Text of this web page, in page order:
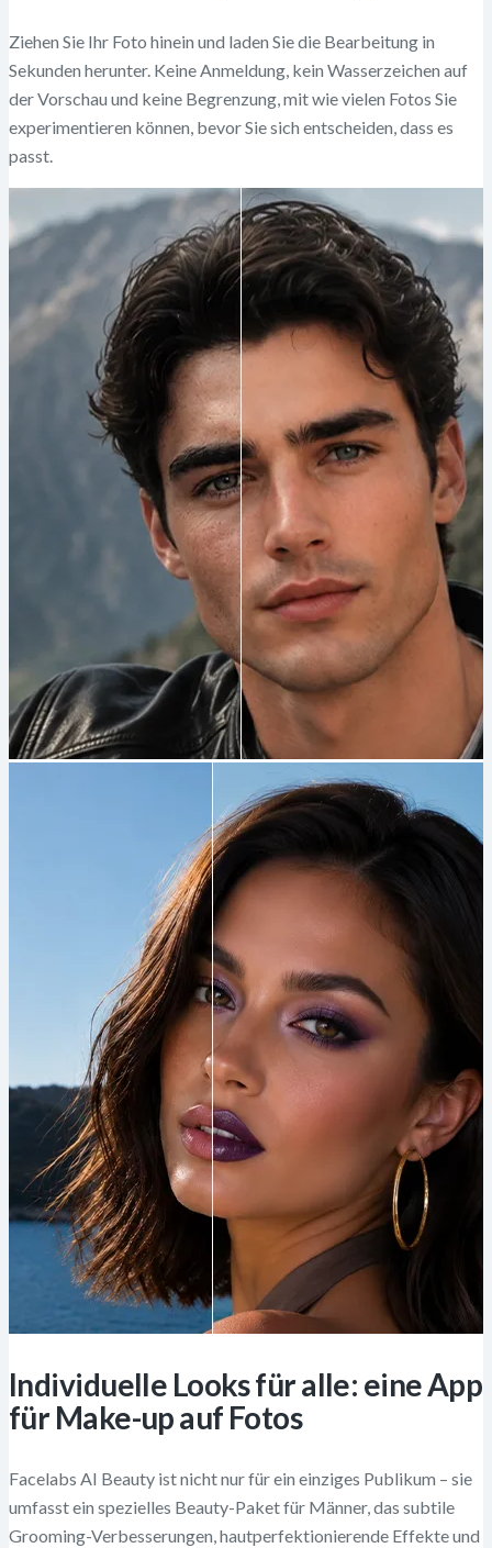
Ziehen Sie Ihr Foto hinein und laden Sie die Bearbeitung in
Sekunden herunter. Keine Anmeldung, kein Wasserzeichen auf
der Vorschau und keine Begrenzung, mit wie vielen Fotos Sie
experimentieren können, bevor Sie sich entscheiden, dass es
passt.
Individuelle Looks für alle: eine App
für Make-up auf Fotos
Facelabs AI Beauty ist nicht nur für ein einziges Publikum – sie
umfasst ein spezielles Beauty-Paket für Männer, das subtile
Grooming-Verbesserungen, hautperfektionierende Effekte und